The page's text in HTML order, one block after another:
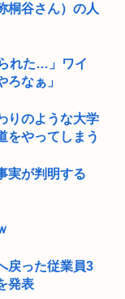
桐谷さん）の人
れた…」ワイ
なぁ」
りのような大学
をやってしまう
実が判明する
戻った従業員3
発表